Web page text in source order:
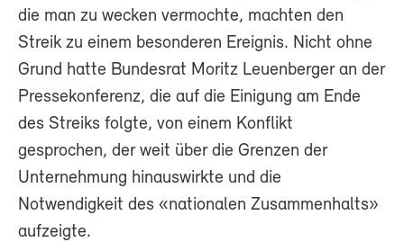
die man zu wecken vermochte, machten den
Streik zu einem besonderen Ereignis. Nicht ohne
Grund hatte Bundesrat Moritz Leuenberger an der
Pressekonferenz, die auf die Einigung am Ende
des Streiks folgte, von einem Konflikt
gesprochen, der weit über die Grenzen der
Unternehmung hinauswirkte und die
Notwendigkeit des «nationalen Zusammenhalts»
aufzeigte.